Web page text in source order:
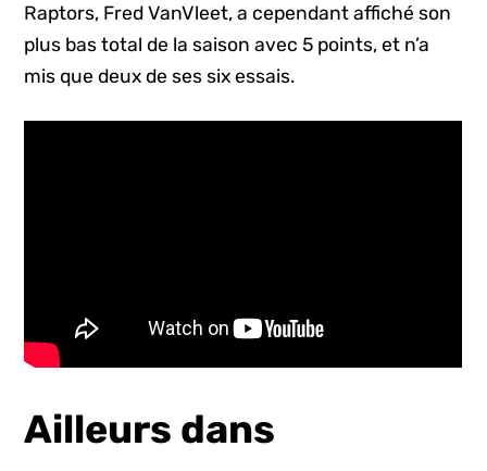
Raptors, Fred VanVleet, a cependant affiché son
plus bas total de la saison avec 5 points, et n’a
mis que deux de ses six essais.
Ailleurs dans